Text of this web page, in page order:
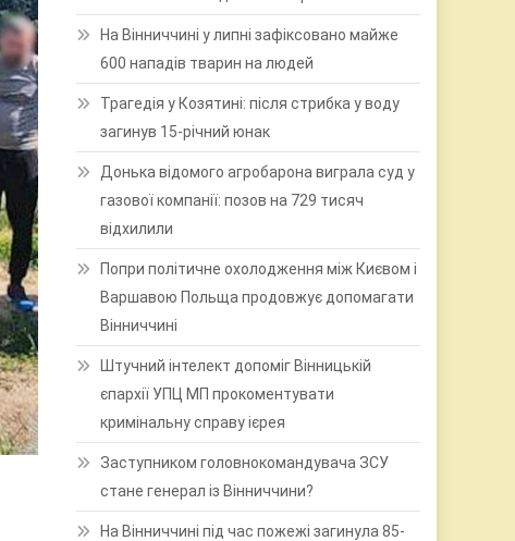
На Вінниччині у липні зафіксовано майже
600 нападів тварин на людей
Трагедія у Козятині: після стрибка у воду
загинув 15-річний юнак
Донька відомого агробарона виграла суд у
газової компанії: позов на 729 тисяч
відхилили
Попри політичне охолодження між Києвом і
Варшавою Польща продовжує допомагати
Вінниччині
Штучний інтелект допоміг Вінницькій
єпархії УПЦ МП прокоментувати
кримінальну справу ієрея
Заступником головнокомандувача ЗСУ
стане генерал із Вінниччини?
На Вінниччині під час пожежі загинула 85-